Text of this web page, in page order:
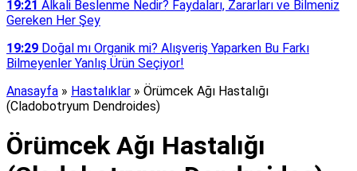
19:21 Alkali Beslenme Nedir? Faydaları, Zararları ve Bilmeniz
Gereken Her Şey
19:29 Doğal mı Organik mi? Alışveriş Yaparken Bu Farkı
Bilmeyenler Yanlış Ürün Seçiyor!
Anasayfa » Hastalıklar » Örümcek Ağı Hastalığı
(Cladobotryum Dendroides)
Örümcek Ağı Hastalığı